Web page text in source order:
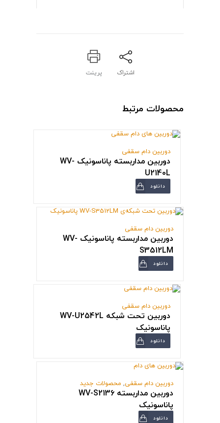
اشتراک پرینت
محصولات مرتبط
دوربین دام سقفی
دوربین مداربسته پاناسونیک WV-
U2140L
دانلود
دوربین دام سقفی
دوربین مداربسته پاناسونیک WV-
S3512LM
دانلود
دوربین دام سقفی
دوربین تحت شبکه WV-U2542L
پاناسونیک
دانلود
دوربین دام سقفی, محصولات جدید
دوربین مداربسته WV-S2136
پاناسونیک
دانلود